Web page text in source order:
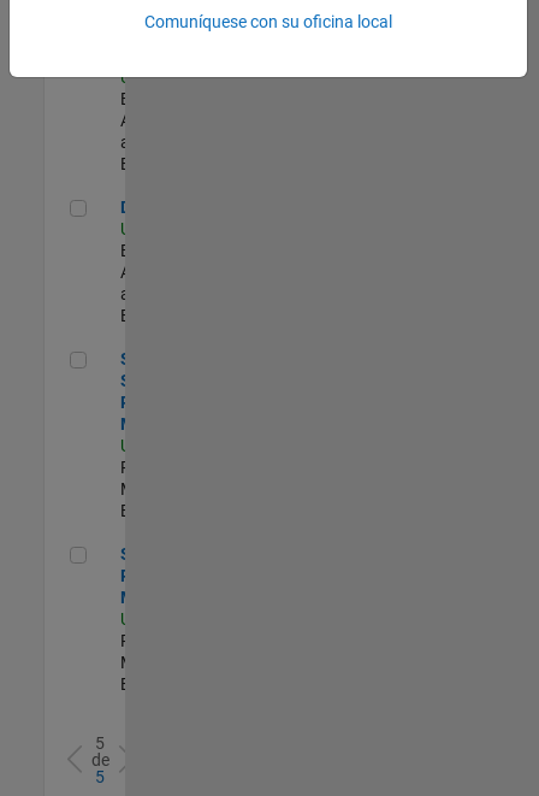
Senior Data
Analyst -
US-MA-Natick|
Business
Applications
and Tools |
Experimentado
Data Architect
Data Architect
US-MA-Natick
Business
Applications
and Tools |
Experimentado
Senior Software Program Manager
Senior
Software
Program
Manager
US-MA-Natick
Program
Management |
Experimentado
Senior Program Manager
Senior
Program
Manager
US-MA-Natick
Program
Management |
Experimentado
5
de
5
Comuníquese con su oficina local